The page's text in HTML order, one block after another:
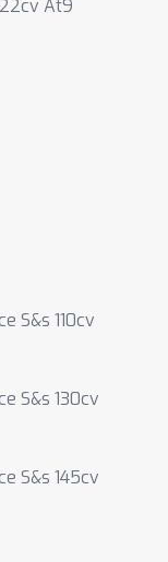
At9
S&s 110cv
S&s 130cv
S&s 145cv